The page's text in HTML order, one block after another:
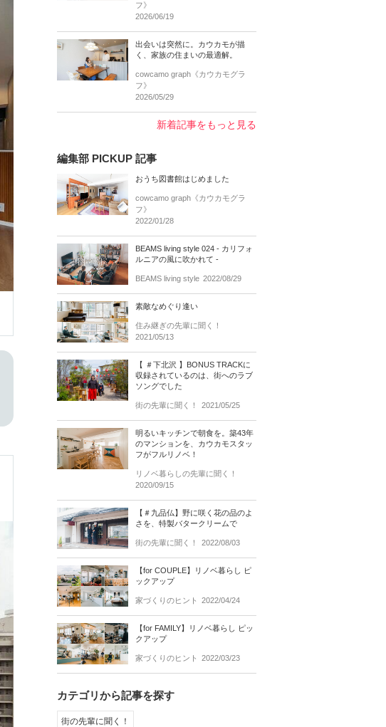
フ》
2026/06/19
出会いは突然に。カウカモが描
く、家族の住まいの最適解。
cowcamo graph《カウカモグラ
フ》
2026/05/29
新着記事をもっと見る
編集部 PICKUP 記事
おうち図書館はじめました
cowcamo graph《カウカモグラ
フ》
2022/01/28
BEAMS living style 024 - カリフォ
ルニアの風に吹かれて -
BEAMS living style 2022/08/29
素敵なめぐり逢い
住み継ぎの先輩に聞く！
2021/05/13
【 ＃下北沢 】BONUS TRACKに
収録されているのは、街へのラブ
ソングでした
街の先輩に聞く！ 2021/05/25
明るいキッチンで朝食を。築43年
のマンションを、カウカモスタッ
フがフルリノベ！
リノベ暮らしの先輩に聞く！
2020/09/15
【＃九品仏】野に咲く花の品のよ
さを、特製バタークリームで
街の先輩に聞く！ 2022/08/03
【for COUPLE】リノベ暮らし ピ
ックアップ
家づくりのヒント 2022/04/24
【for FAMILY】リノベ暮らし ピッ
クアップ
家づくりのヒント 2022/03/23
カテゴリから記事を探す
街の先輩に聞く！